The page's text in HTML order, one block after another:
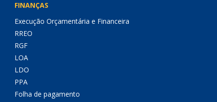
FINANÇAS
Execução Orçamentária e Financeira
RREO
RGF
LOA
LDO
PPA
Folha de pagamento